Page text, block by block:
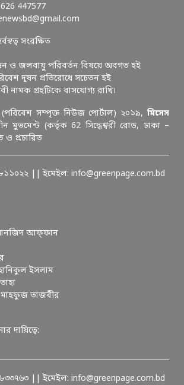
447577
সংরক্ষিত
ও জলবায়ু পরিবর্তন বিষয়ে অবগত হই
দূষন প্রতিরোধে সচেতন হই
নামক গ্রহটিকে বাসযোগ্য রাখি।
(পরিবেশ সম্পৃক্ত নিউজ পোর্টাল) ২০১৯, মিসেস
মুভমেন্ট (কর্তৃক 62 সিদ্ধেশ্বরী রোড, ঢাকা –
ও প্রচারিত
|| ইমেইল: info@greenpage.com.bd
সানজিদ আফ্ফান
ইসলাম
মাহফুজ তাজবীর
দায়িত্বে:
|| ইমেইল: info@greenpage.com.bd